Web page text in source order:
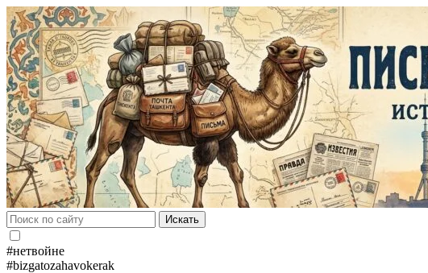
Искать
#нетвойне
#bizgatozahavokerak